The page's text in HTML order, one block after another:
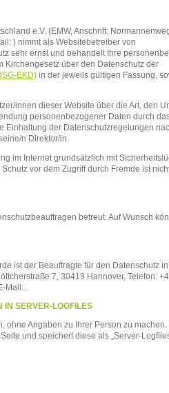
e.V. (EMW, Anschrift:
) nimmt als Websitebetreiber von
sehr ernst und behandelt Ihre
Kirchengesetz über den Datenschutz der
EKD) in der jeweils gültigen Fassung,
innen dieser Website über die Art, den
personenbezogener Daten durch
Einhaltung der Datenschutzregelungen
n Direktor/in.
im Internet grundsätzlich mit
vor dem Zugriff durch Fremde ist
betreut. Auf Wunsch
ist der Beauftragte für den Datenschutz
7, 30419 Hannover, Telefon:
Mail: .
IN SERVER-LOGFILES
ohne Angaben zu Ihrer Person zu machen.
und speichert diese als „Server-